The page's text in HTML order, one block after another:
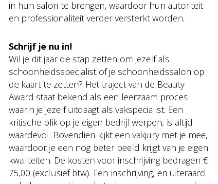
in hun salon te brengen, waardoor hun autoriteit
en professionaliteit verder versterkt worden.
Schrijf je nu in!
Wil je dit jaar de stap zetten om jezelf als
schoonheidsspecialist of je schoonheidssalon op
de kaart te zetten? Het traject van de Beauty
Award staat bekend als een leerzaam proces
waarin je jezelf uitdaagt als vakspecialist. Een
kritische blik op je eigen bedrijf werpen, is altijd
waardevol. Bovendien kijkt een vakjury met je mee,
waardoor je een nog beter beeld krijgt van je eigen
kwaliteiten. De kosten voor inschrijving bedragen €
75,00 (exclusief btw). Een inschrijving, en uiteraard